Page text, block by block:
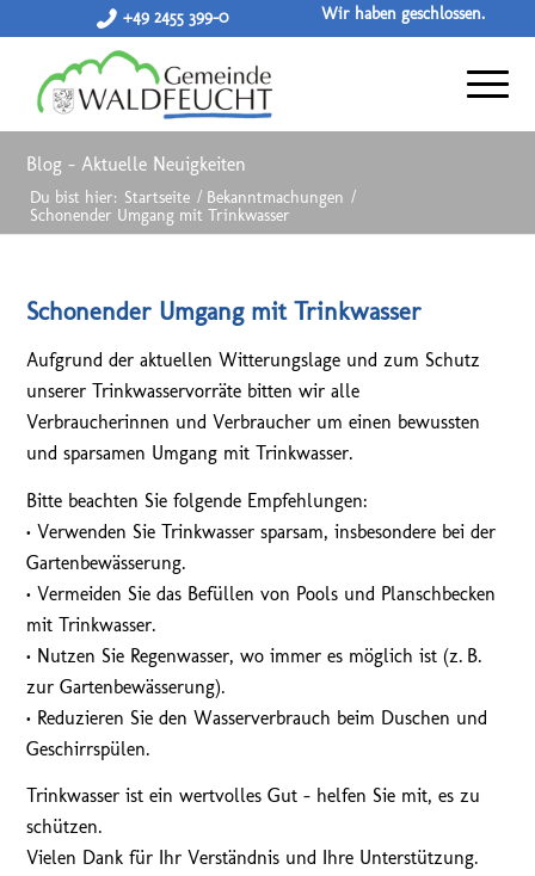
+49 2455 399-0 Wir haben geschlossen.
Blog - Aktuelle Neuigkeiten
Du bist hier: Startseite / Bekanntmachungen /
Schonender Umgang mit Trinkwasser
Schonender Umgang mit Trinkwasser
Aufgrund der aktuellen Witterungslage und zum Schutz
unserer Trinkwasservorräte bitten wir alle
Verbraucherinnen und Verbraucher um einen bewussten
und sparsamen Umgang mit Trinkwasser.
Bitte beachten Sie folgende Empfehlungen:
• Verwenden Sie Trinkwasser sparsam, insbesondere bei der
Gartenbewässerung.
• Vermeiden Sie das Befüllen von Pools und Planschbecken
mit Trinkwasser.
• Nutzen Sie Regenwasser, wo immer es möglich ist (z. B.
zur Gartenbewässerung).
• Reduzieren Sie den Wasserverbrauch beim Duschen und
Geschirrspülen.
Trinkwasser ist ein wertvolles Gut – helfen Sie mit, es zu
schützen.
Vielen Dank für Ihr Verständnis und Ihre Unterstützung.